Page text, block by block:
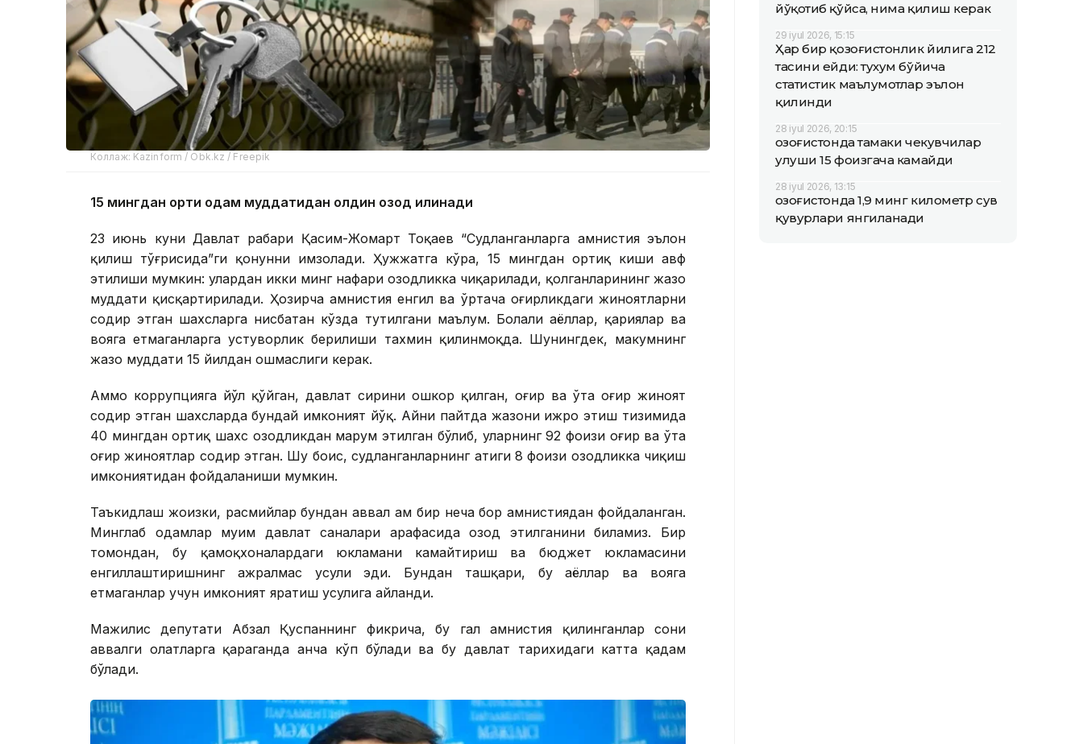
Коллаж: Kazinform / Obk.kz / Freepik
15 мингдан ортиқ одам муддатидан олдин озод қилинади
23 июнь куни Давлат раҳбари Қасим-Жомарт Тоқаев “Судланганларга амнистия эълон
қилиш тўғрисида”ги қонунни имзолади. Ҳужжатга кўра, 15 мингдан ортиқ киши авф
этилиши мумкин: улардан икки минг нафари озодликка чиқарилади, қолганларининг жазо
муддати қисқартирилади. Ҳозирча амнистия енгил ва ўртача оғирликдаги жиноятларни
содир этган шахсларга нисбатан кўзда тутилгани маълум. Болали аёллар, қариялар ва
вояга етмаганларга устуворлик берилиши тахмин қилинмоқда. Шунингдек, маҳкумнинг
жазо муддати 15 йилдан ошмаслиги керак.
Аммо коррупцияга йўл қўйган, давлат сирини ошкор қилган, оғир ва ўта оғир жиноят
содир этган шахсларда бундай имконият йўқ. Айни пайтда жазони ижро этиш тизимида
40 мингдан ортиқ шахс озодликдан маҳрум этилган бўлиб, уларнинг 92 фоизи оғир ва ўта
оғир жиноятлар содир этган. Шу боис, судланганларнинг атиги 8 фоизи озодликка чиқиш
имкониятидан фойдаланиши мумкин.
Таъкидлаш жоизки, расмийлар бундан аввал ҳам бир неча бор амнистиядан фойдаланган.
Минглаб одамлар муҳим давлат саналари арафасида озод этилганини биламиз. Бир
томондан, бу қамоқхоналардаги юкламани камайтириш ва бюджет юкламасини
енгиллаштиришнинг ажралмас усули эди. Бундан ташқари, бу аёллар ва вояга
етмаганлар учун имконият яратиш усулига айланди.
Мажилис депутати Абзал Қуспаннинг фикрича, бу гал амнистия қилинганлар сони
аввалги ҳолатларга қараганда анча кўп бўлади ва бу давлат тарихидаги катта қадам
бўлади.
йўқотиб қўйса, нима қилиш керак
29 iyul 2026, 15:15
Ҳар бир қозоғистонлик йилига 212
тасини ейди: тухум бўйича
статистик маълумотлар эълон
қилинди
28 iyul 2026, 20:15
Қозоғистонда тамаки чекувчилар
улуши 15 фоизгача камайди
28 iyul 2026, 13:15
Қозоғистонда 1,9 минг километр сув
қувурлари янгиланади